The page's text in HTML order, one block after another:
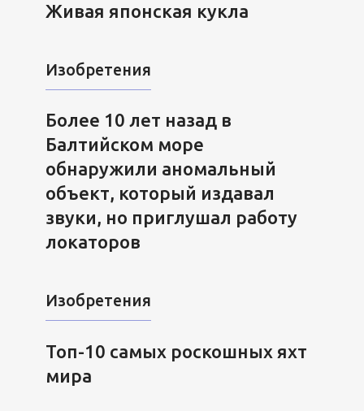
Живая японская кукла
Изобретения
Более 10 лет назад в
Балтийском море
обнаружили аномальный
объект, который издавал
звуки, но приглушал работу
локаторов
Изобретения
Топ-10 самых роскошных яхт
мира